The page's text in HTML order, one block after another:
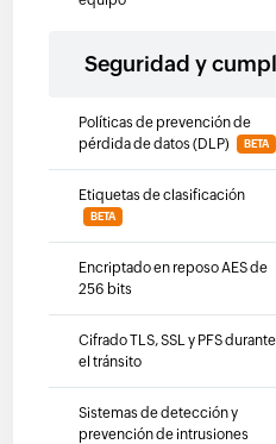
Seguridad y
Políticas de prevención de
pérdida de datos (DLP)
BETA
Etiquetas de clasificación
BETA
Encriptado en reposo AES de
256 bits
Cifrado TLS, SSL y PFS durante
el tránsito
Sistemas de detección y
prevención de intrusiones